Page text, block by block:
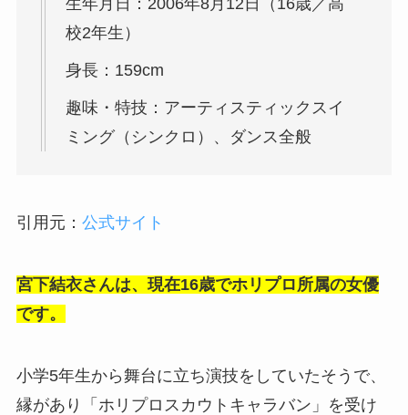
校2年生）
身長：159cm
趣味・特技：アーティスティックスイ
ミング（シンクロ）、ダンス全般
引用元： 公式サイト
宮下結衣さんは、現在16歳でホリプロ所属の女優
です。
小学5年生から舞台に立ち演技をしていたそうで、
縁があり「ホリプロスカウトキャラバン」を受け